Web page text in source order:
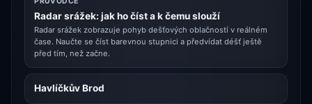
Radar srážek: jak ho číst a k čemu slouží
Radar srážek zobrazuje pohyb dešťových oblačností v reálném
čase. Naučte se číst barevnou stupnici a předvídat déšť ještě
před tím, než začne.
Havlíčkův Brod